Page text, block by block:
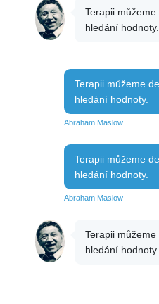
Terapii
hledání hodnoty.
Terapii můžeme
hledání hodnoty.
Abraham Maslow
Terapii můžeme
hledání hodnoty.
Abraham Maslow
Terapii
hledání hodnoty.